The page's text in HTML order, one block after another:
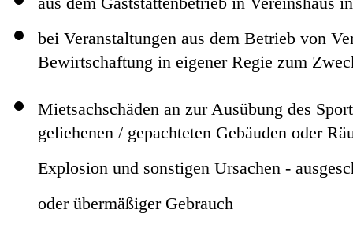
bei Veranstaltungen aus dem Betrieb von
Bewirtschaftung in eigener Regie zum
Mietsachschäden an zur Ausübung des
geliehenen / gepachteten Gebäuden oder
Explosion und sonstigen Ursachen -
oder übermäßiger Gebrauch